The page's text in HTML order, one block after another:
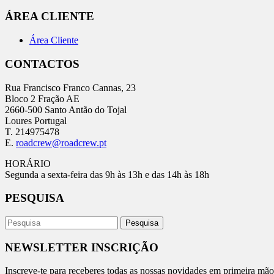
ÁREA CLIENTE
Área Cliente
CONTACTOS
Rua Francisco Franco Cannas, 23
Bloco 2 Fração AE
2660-500 Santo Antão do Tojal
Loures Portugal
T. 214975478
E. roadcrew@roadcrew.pt
HORÁRIO
Segunda a sexta-feira das 9h às 13h e das 14h às 18h
PESQUISA
NEWSLETTER INSCRIÇÃO
Inscreve-te para receberes todas as nossas novidades em primeira